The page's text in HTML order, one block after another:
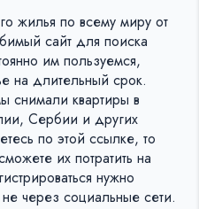
жилья по всему миру от
сайт для поиска
им пользуемся,
на длительный срок.
снимали квартиры в
Сербии и других
по этой ссылке, то
их потратить на
нужно
через социальные сети.